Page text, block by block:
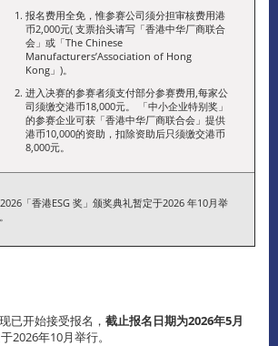
报名费用全免，惟参赛公司须分担审核费用港
币2,000元( 支票抬头请写「香港中华厂商联合
会」或「The Chinese
Manufacturers’Association of Hong
Kong」)。
进入决赛的参赛者须支付部分参赛费用,每家公
司须缴交港币18,000元。 「中小企业特别奖」
的参赛企业可获「香港中华厂商联合会」提供
港币10,000的资助，扣除资助后只须缴交港币
8,000元。
「香港ESG 奖」颁奖典礼暂定于2026 年10月举
现已开始接受报名， 截止报名日期为2026年5月
2026年10月举行。